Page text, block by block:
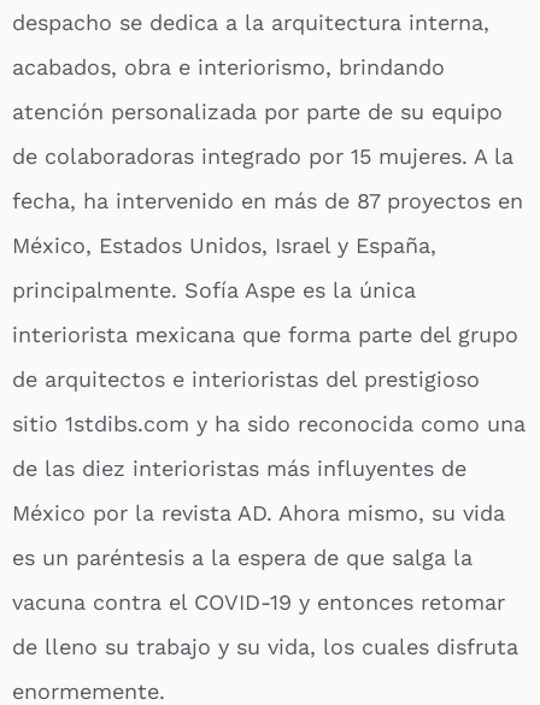
despacho se dedica a la arquitectura interna,
acabados, obra e interiorismo, brindando
atención personalizada por parte de su equipo
de colaboradoras integrado por 15 mujeres. A la
fecha, ha intervenido en más de 87 proyectos en
México, Estados Unidos, Israel y España,
principalmente. Sofía Aspe es la única
interiorista mexicana que forma parte del grupo
de arquitectos e interioristas del prestigioso
sitio 1stdibs.com y ha sido reconocida como una
de las diez interioristas más influyentes de
México por la revista AD. Ahora mismo, su vida
es un paréntesis a la espera de que salga la
vacuna contra el COVID-19 y entonces retomar
de lleno su trabajo y su vida, los cuales disfruta
enormemente.